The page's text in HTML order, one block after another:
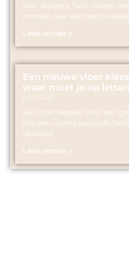
voor burgers. Toch zoeken veel
mensen naar een
Lees verder »
Een nieuwe vloer
waar moet je op
juli 5, 2026
Een vloer bepaalt voor een
hoe een ruimte aanvoelt.
de keuze
Lees verder »